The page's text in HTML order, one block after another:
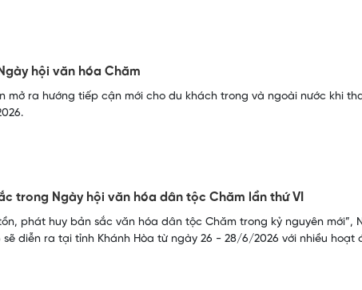
hội văn hóa Chăm
mở ra hướng tiếp cận mới cho du khách trong và ngoài nước khi
trong Ngày hội văn hóa dân tộc Chăm lần thứ VI
phát huy bản sắc văn hóa dân tộc Chăm trong kỷ nguyên mới”,
sẽ diễn ra tại tỉnh Khánh Hòa từ ngày 26 - 28/6/2026 với nhiều hoạt